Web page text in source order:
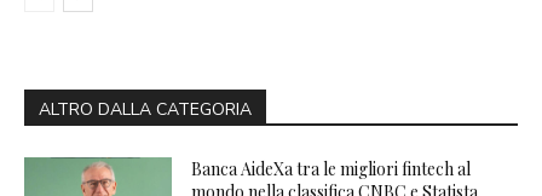
ALTRO DALLA CATEGORIA
Banca AideXa tra le migliori fintech al
mondo nella classifica CNBC e Statista